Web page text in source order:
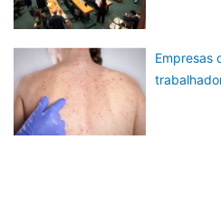
Empresas